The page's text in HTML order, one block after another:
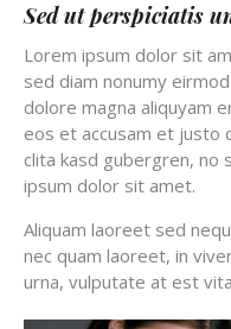
Sed ut perspiciatis
Lorem ipsum dolor sit
sed diam nonumy
dolore magna aliquyam
eos et accusam et justo
clita kasd gubergren, no
ipsum dolor sit amet.
Aliquam laoreet sed
nec quam laoreet, in
urna, vulputate at est